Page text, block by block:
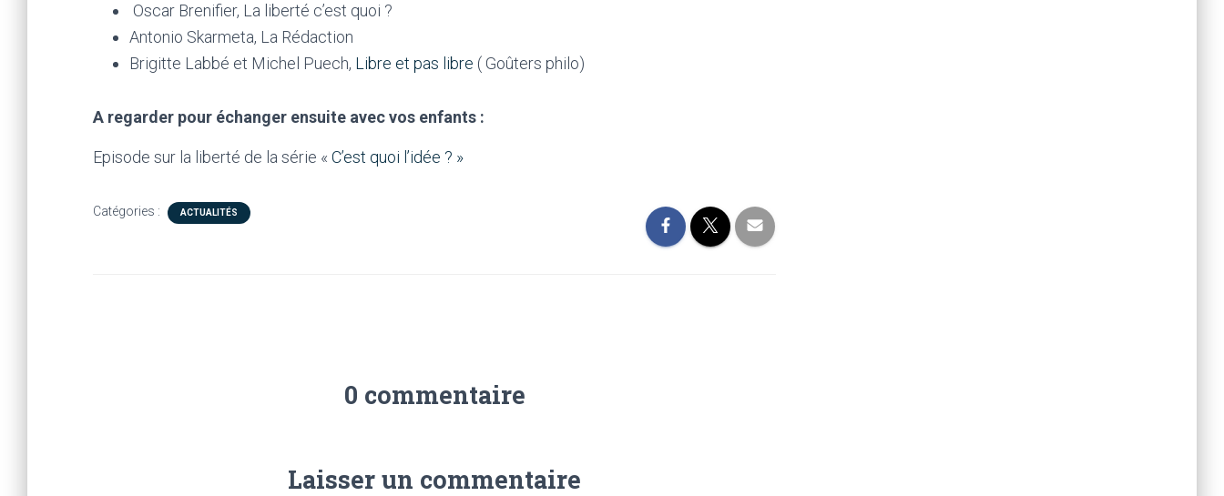
Oscar Brenifier, La liberté c’est quoi ?
Antonio Skarmeta, La Rédaction
Brigitte Labbé et Michel Puech, Libre et pas libre ( Goûters philo)
A regarder pour échanger ensuite avec vos enfants :
Episode sur la liberté de la série « C’est quoi l’idée ? »
Catégories : ACTUALITÉS
0 commentaire
Laisser un commentaire